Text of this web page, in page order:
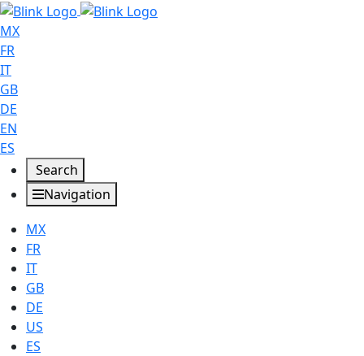
MX
FR
IT
GB
DE
EN
ES
Search
Navigation
MX
FR
IT
GB
DE
US
ES